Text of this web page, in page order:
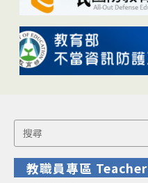
Search
for:
教職員專區 Teacher